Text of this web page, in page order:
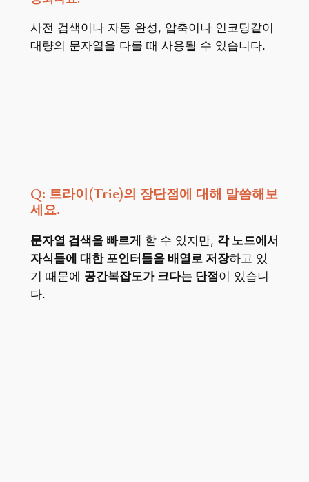
사전 검색이나 자동 완성, 압축이나 인코딩같이
대량의 문자열을 다룰 때 사용될 수 있습니다.
Q: 트라이(Trie)의 장단점에 대해 말씀해보
세요.
문자열 검색을 빠르게 할 수 있지만, 각 노드에서
자식들에 대한 포인터들을 배열로 저장하고 있
기 때문에 공간복잡도가 크다는 단점이 있습니
다.